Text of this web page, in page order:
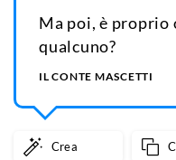
Ma poi, è proprio
qualcuno?
IL CONTE MASCETTI
Crea